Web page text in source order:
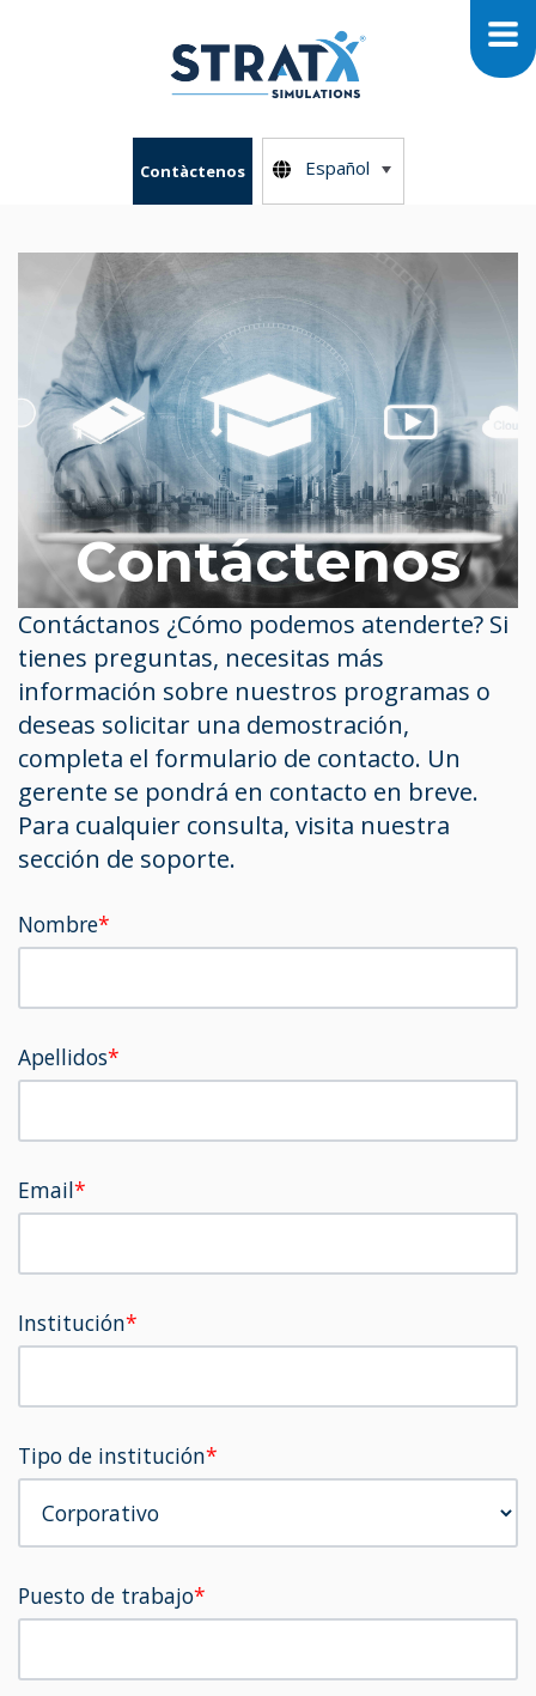
Contàctenos Español
Contáctenos
Contáctanos ¿Cómo podemos atenderte? Si
tienes preguntas, necesitas más
información sobre nuestros programas o
deseas solicitar una demostración,
completa el formulario de contacto. Un
gerente se pondrá en contacto en breve.
Para cualquier consulta, visita nuestra
sección de soporte.
Nombre*
Apellidos*
Email*
Institución*
Tipo de institución*
Puesto de trabajo*